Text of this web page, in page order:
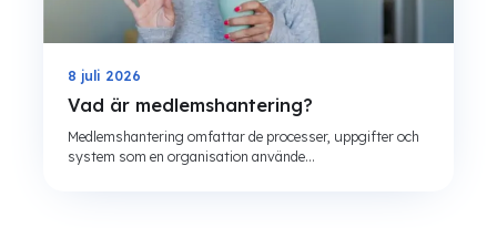
8 juli 2026
Vad är medlemshantering?
Medlemshantering omfattar de processer, uppgifter och
system som en organisation använde...